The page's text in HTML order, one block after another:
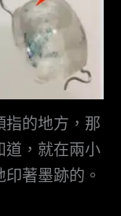
指的地方，那
，就在兩小
著墨跡的。